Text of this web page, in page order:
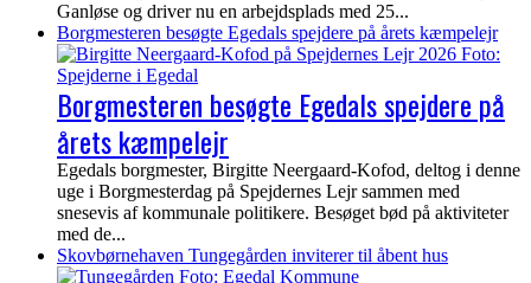
Ganløse og driver nu en arbejdsplads med 25...
Borgmesteren besøgte Egedals spejdere på årets kæmpelejr
Borgmesteren besøgte Egedals spejdere på
årets kæmpelejr
Egedals borgmester, Birgitte Neergaard-Kofod, deltog i denne
uge i Borgmesterdag på Spejdernes Lejr sammen med
snesevis af kommunale politikere. Besøget bød på aktiviteter
med de...
Skovbørnehaven Tungegården inviterer til åbent hus